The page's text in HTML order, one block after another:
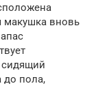
макушка вновь
сидящий
до пола,